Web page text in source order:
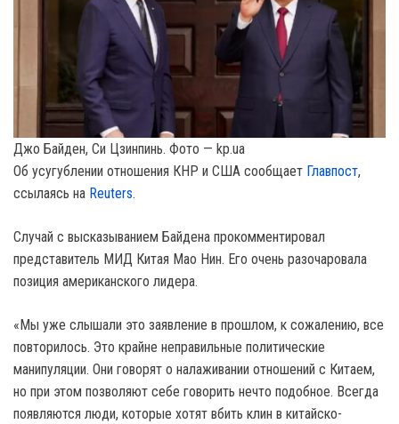
Джо Байден, Си Цзинпинь. Фото — kp.ua
Об усугублении отношения КНР и США сообщает Главпост,
ссылаясь на Reuters.
Случай с высказыванием Байдена прокомментировал
представитель МИД Китая Mao Нин. Его очень разочаровала
позиция американского лидера.
«Мы уже слышали это заявление в прошлом, к сожалению, все
повторилось. Это крайне неправильные политические
манипуляции. Они говорят о налаживании отношений с Китаем,
но при этом позволяют себе говорить нечто подобное. Всегда
появляются люди, которые хотят вбить клин в китайско-